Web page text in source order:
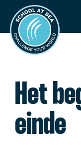
naar
inhoud
School
at
Sea
Het
einde